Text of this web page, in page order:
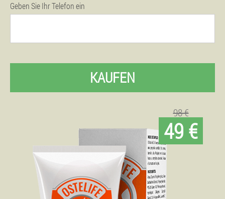
Geben Sie Ihr Telefon ein
KAUFEN
98 €
49 €